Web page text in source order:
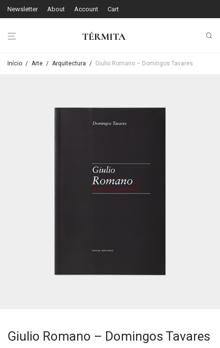
Newsletter About Account Cart
Início / Arte / Arquitectura / Giulio Romano – Domingos Tavares
Giulio Romano – Domingos Tavares